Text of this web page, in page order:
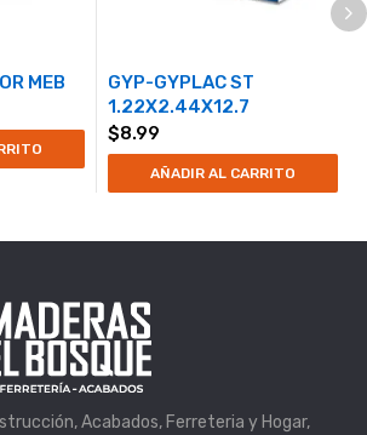
MEB
GYP-GYPLAC ST
1.22X2.44X12.7
$8.99
AÑADIR AL CARRITO
Acabados, Ferreteria y Hogar,